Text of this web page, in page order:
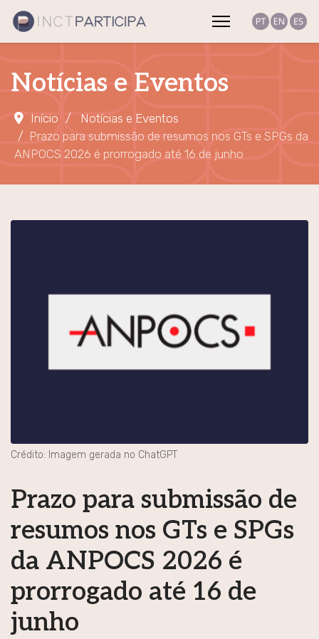
Notícias e Eventos
Início
Notícias e Eventos
Prazo para submissão de resumos nos GTs e SPGs da
ANPOCS 2026 é prorrogado até 16 de junho
Crédito: Imagem gerada no ChatGPT
Prazo para submissão de
resumos nos GTs e SPGs
da ANPOCS 2026 é
prorrogado até 16 de
junho